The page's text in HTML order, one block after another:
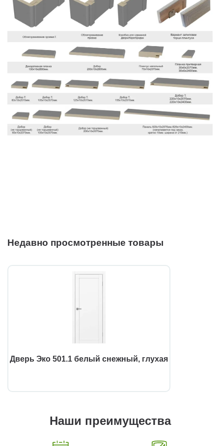
Недавно просмотренные товары
Дверь Эко 501.1 белый снежный, глухая
Наши преимущества